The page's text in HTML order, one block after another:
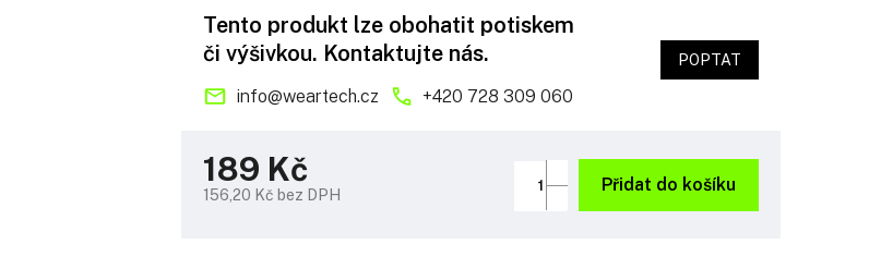
189 Kč
156,20 Kč bez DPH
Přidat do košíku
Tento produkt lze obohatit potiskem
či výšivkou. Kontaktujte nás.
info@weartech.cz +420 728 309 060
POPTAT